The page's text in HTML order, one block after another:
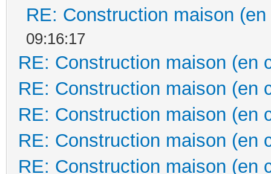
RE: Construction maison
09:16:17
RE: Construction maison (en
RE: Construction maison (en
RE: Construction maison (en
RE: Construction maison (en
RE: Construction maison (en